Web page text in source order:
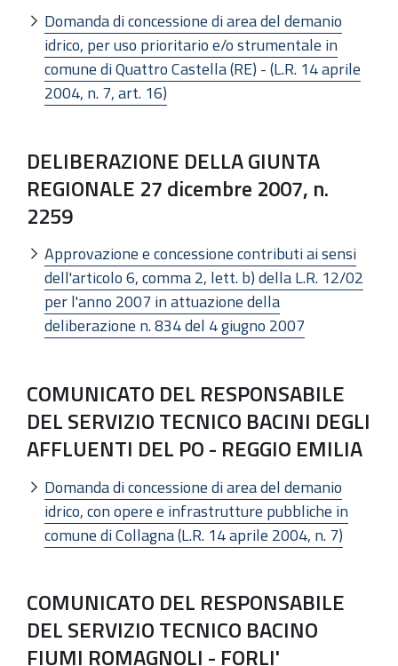
Domanda di concessione di area del demanio
idrico, per uso prioritario e/o strumentale in
comune di Quattro Castella (RE) - (L.R. 14 aprile
2004, n. 7, art. 16)
DELIBERAZIONE DELLA GIUNTA
REGIONALE 27 dicembre 2007, n.
2259
Approvazione e concessione contributi ai sensi
dell'articolo 6, comma 2, lett. b) della L.R. 12/02
per l'anno 2007 in attuazione della
deliberazione n. 834 del 4 giugno 2007
COMUNICATO DEL RESPONSABILE
DEL SERVIZIO TECNICO BACINI DEGLI
AFFLUENTI DEL PO - REGGIO EMILIA
Domanda di concessione di area del demanio
idrico, con opere e infrastrutture pubbliche in
comune di Collagna (L.R. 14 aprile 2004, n. 7)
COMUNICATO DEL RESPONSABILE
DEL SERVIZIO TECNICO BACINO
FIUMI ROMAGNOLI - FORLI'